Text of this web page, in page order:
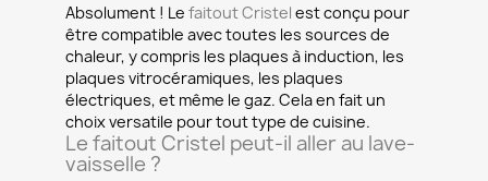
Absolument ! Le faitout Cristel est conçu pour
être compatible avec toutes les sources de
chaleur, y compris les plaques à induction, les
plaques vitrocéramiques, les plaques
électriques, et même le gaz. Cela en fait un
choix versatile pour tout type de cuisine.
Le faitout Cristel peut-il aller au lave-
vaisselle ?